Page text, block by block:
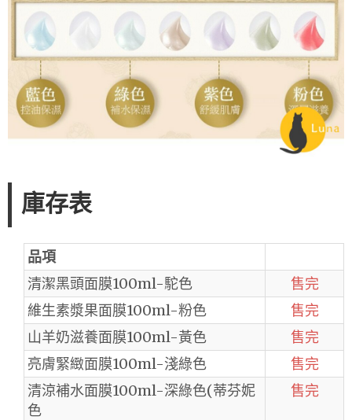
庫存表
品項
清潔黑頭面膜100ml-駝色
售完
維生素漿果面膜100ml-粉色
售完
山羊奶滋養面膜100ml-黃色
售完
亮膚緊緻面膜100ml-淺綠色
售完
清涼補水面膜100ml-深綠色(蒂芬妮
色
售完